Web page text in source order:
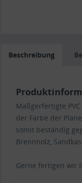
Beschreibung
Maßgerfertigte
der Farbe der
somit beständig
Brennholz,
Gerne fertigen wir